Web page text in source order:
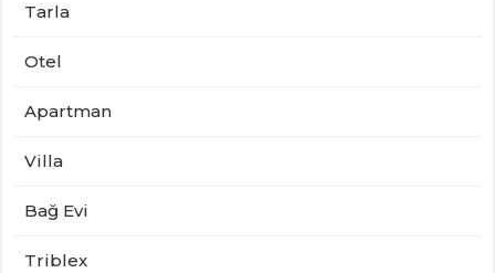
Tarla
Otel
Apartman
Villa
Bağ Evi
Triblex